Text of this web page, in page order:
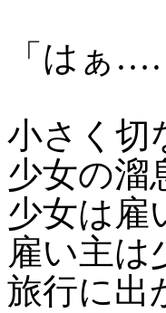
「はぁ
小さく切
少女の溜
少女は雇
雇い主は
旅行に出